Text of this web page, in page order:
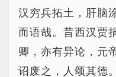
汉穷兵拓土，肝脑
而语哉。昔西汉贾
卿，亦有异论，元
诏废之，人颂其德